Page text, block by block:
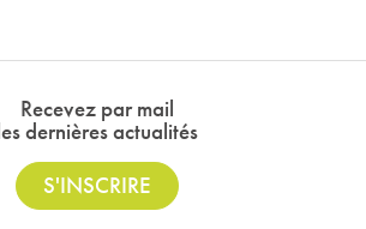
Recevez par mail
dernières actualités
S'INSCRIRE